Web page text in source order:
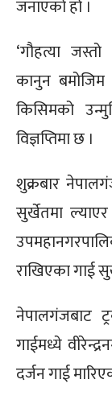
जनाएको हो ।
‘गौहत्या
कानुन
किसिमको
विज्ञप्तिमा छ ।
शुक्रबार
सुर्खेतमा
राखिएका गाई
नेपालगंजबाट
गाईमध्ये
दर्जन गाई